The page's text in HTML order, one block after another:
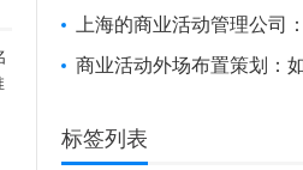
慧引擎
上海的商业活动管理公司
幕后推手
商业活动外场布置策划：
标签列表